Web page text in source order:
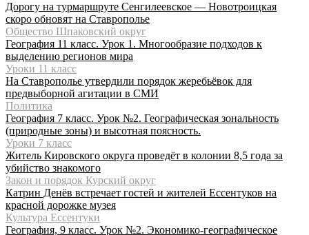
Дорогу на турмаршруте Сенгилеевское — Новотроицкая
скоро обновят на Ставрополье
Общество Шпаковский округ
География 11 класс. Урок 1. Многообразие подходов к
выделению регионов мира
Уроки 11 класс
На Ставрополье утвердили порядок жеребьёвок для
предвыборной агитации в СМИ
Политика
География 7 класс. Урок №2. Географическая зональность
(природные зоны) и высотная поясность.
Уроки 7 класс
Житель Кировского округа проведёт в колонии 8,5 года за
убийство знакомого
Закон и порядок Курский округ
Катрин Денёв встречает гостей и жителей Ессентуков на
красной дорожке музея
Культура Ессентуки
География, 9 класс. Урок №2. Экономико-географическое